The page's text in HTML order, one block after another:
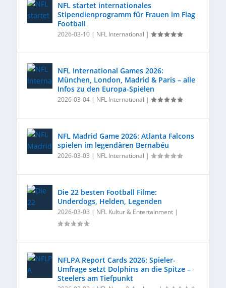
NFL startet internationales
Stipendienprogramm für Frauen im Flag
Football
2026-03-10 | NFL International |
NFL International Games 2026:
München, London, Madrid & Paris – alle
Infos zu den Europa-Spielen
2026-03-04 | NFL International |
NFL Madrid Game 2026: Atlanta Falcons
spielen im legendären Bernabéu
2026-03-03 | NFL International |
Die 22 besten Football Filme:
Underdogs, Helden, Legenden
2026-03-03 | NFL Kultur & Entertainment |
NFLPA Report Cards 2026: Spieler-
Umfrage setzt Dolphins an die Spitze –
Steelers am Tiefpunkt